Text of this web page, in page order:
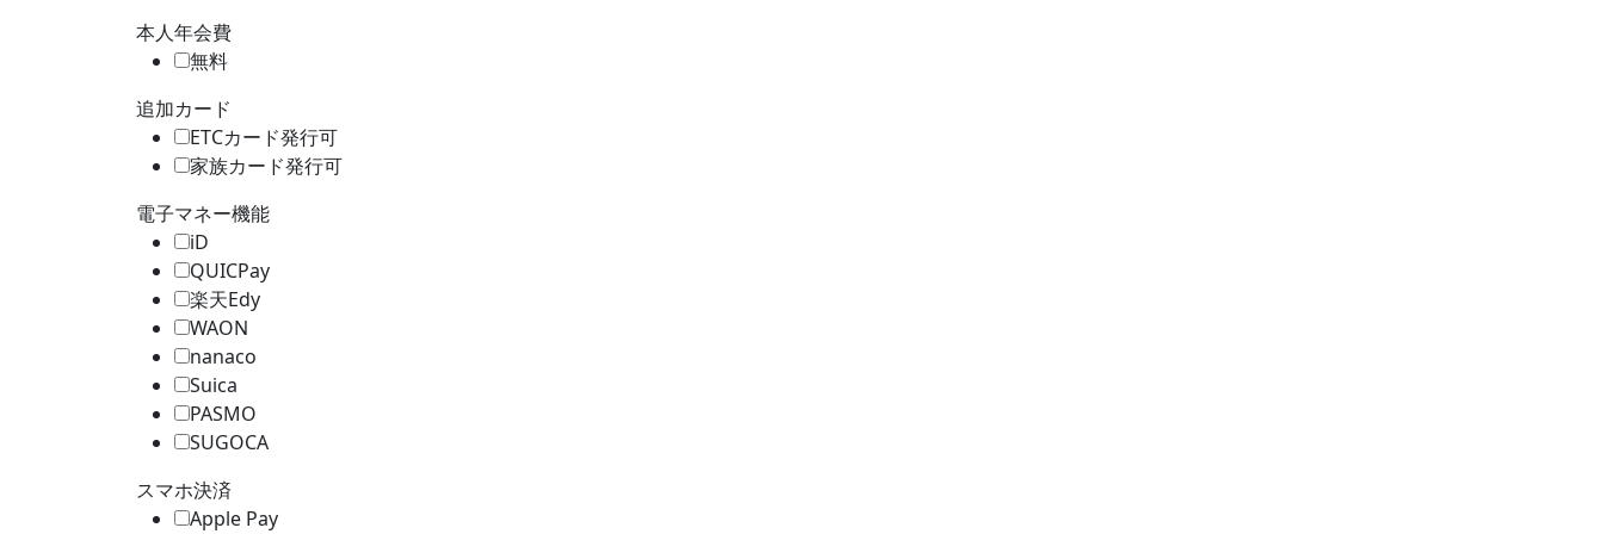
本人年会費
無料
追加カード
ETCカード発行可
家族カード発行可
電子マネー機能
iD
QUICPay
楽天Edy
WAON
nanaco
Suica
PASMO
SUGOCA
スマホ決済
Apple Pay